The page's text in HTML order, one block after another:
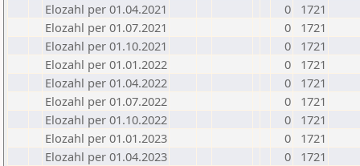
Elozahl per 01.04.2021
0
1721
Elozahl per 01.07.2021
0
1721
Elozahl per 01.10.2021
0
1721
Elozahl per 01.01.2022
0
1721
Elozahl per 01.04.2022
0
1721
Elozahl per 01.07.2022
0
1721
Elozahl per 01.10.2022
0
1721
Elozahl per 01.01.2023
0
1721
Elozahl per 01.04.2023
0
1721